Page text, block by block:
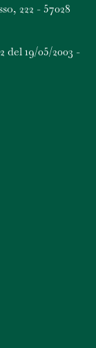
222 - 57028
19/05/2003 -